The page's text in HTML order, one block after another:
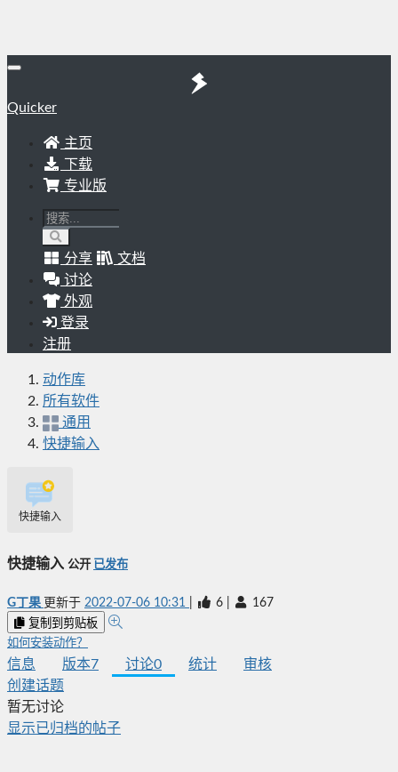
Quicker
主页
下载
专业版
分享
文档
讨论
外观
登录
注册
动作库
所有软件
通用
快捷输入
快捷输入
快捷输入 公开 已发布
G丁果 更新于 2022-07-06 10:31 6 167
复制到剪贴板
如何安装动作？
信息 版本7 讨论0 统计
审核
创建话题
暂无讨论
显示已归档的帖子